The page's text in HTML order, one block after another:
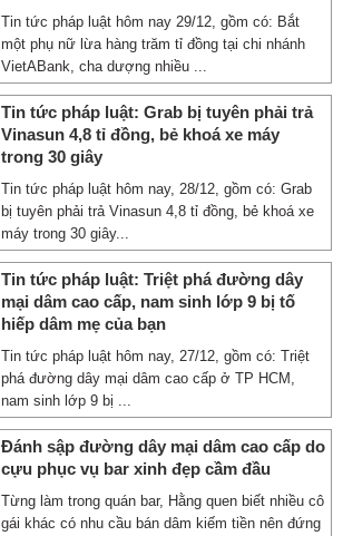
Tin tức pháp luật hôm nay 29/12, gồm có: Bắt
một phụ nữ lừa hàng trăm tỉ đồng tại chi nhánh
VietABank, cha dượng nhiều ...
Tin tức pháp luật: Grab bị tuyên phải trả
Vinasun 4,8 tỉ đồng, bẻ khoá xe máy
trong 30 giây
Tin tức pháp luật hôm nay, 28/12, gồm có: Grab
bị tuyên phải trả Vinasun 4,8 tỉ đồng, bẻ khoá xe
máy trong 30 giây...
Tin tức pháp luật: Triệt phá đường dây
mại dâm cao cấp, nam sinh lớp 9 bị tố
hiếp dâm mẹ của bạn
Tin tức pháp luật hôm nay, 27/12, gồm có: Triệt
phá đường dây mại dâm cao cấp ở TP HCM,
nam sinh lớp 9 bị ...
Đánh sập đường dây mại dâm cao cấp do
cựu phục vụ bar xinh đẹp cầm đầu
Từng làm trong quán bar, Hằng quen biết nhiều cô
gái khác có nhu cầu bán dâm kiếm tiền nên đứng